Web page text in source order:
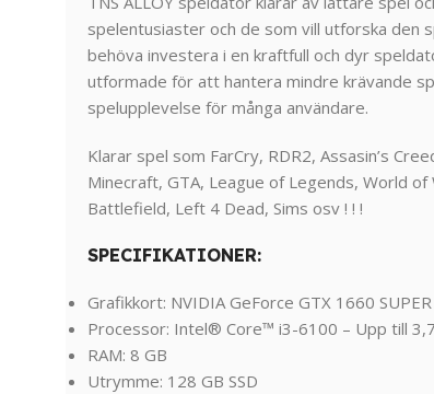
spelentusiaster och de som vill utforska den
behöva investera i en kraftfull och dyr
utformade för att hantera mindre krävande
spelupplevelse för många användare.
Klarar spel som FarCry, RDR2, Assasin’s
Minecraft, GTA, League of Legends, World
Battlefield, Left 4 Dead, Sims osv ! ! !
SPECIFIKATIONER:
Grafikkort: NVIDIA GeForce GTX 1660
Processor: Intel® Core™ i3-6100 – Upp till
RAM: 8 GB
Utrymme: 128 GB SSD